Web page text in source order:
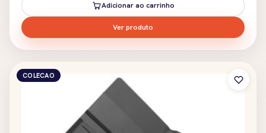
Adicionar ao carrinho
Ver produto
COLECAO